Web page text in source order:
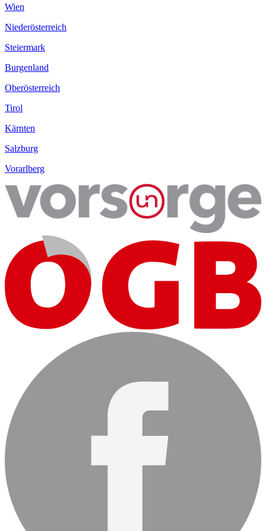
Wien
Niederösterreich
Steiermark
Burgenland
Oberösterreich
Tirol
Kärnten
Salzburg
Vorarlberg